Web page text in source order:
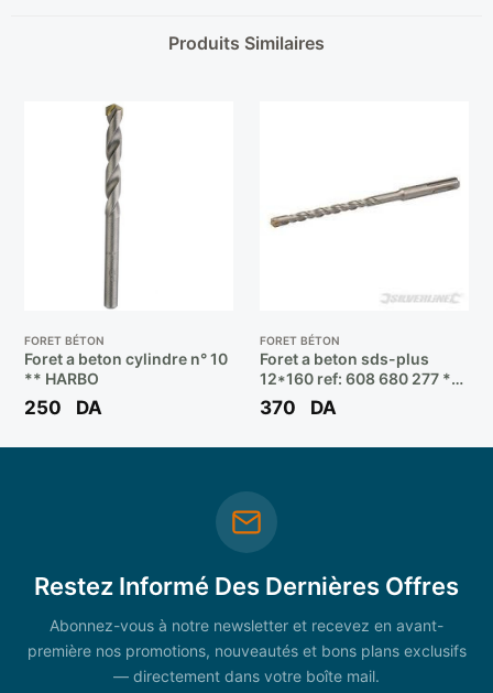
Produits Similaires
FORET BÉTON
Foret a beton cylindre n° 10
** HARBO
250 DA
FORET BÉTON
Foret a beton sds-plus
12*160 ref: 608 680 277 **
BOSCH
370 DA
Restez Informé Des Dernières Offres
Abonnez-vous à notre newsletter et recevez en avant-
première nos promotions, nouveautés et bons plans exclusifs
— directement dans votre boîte mail.